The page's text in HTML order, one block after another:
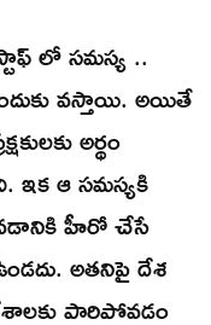
లో సమస్య ..
వస్తాయి. అయితే
అర్థం
ఇక ఆ సమస్యకి
హీరో చేసే
అతనిపై దేశ
పారిపోవడం